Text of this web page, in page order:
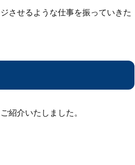
させるような仕事を振っていきた
紹介いたしました。